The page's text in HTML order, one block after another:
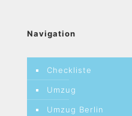
Navigation
Checkliste
Umzug
Umzug Berlin